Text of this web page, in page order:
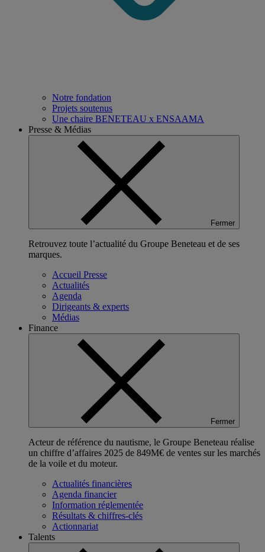
Notre fondation
Projets soutenus
Une chaire BENETEAU x ENSAAMA
Presse & Médias
Fermer
Retrouvez toute l’actualité du Groupe Beneteau et de ses
marques.
Accueil Presse
Actualités
Agenda
Dirigeants & experts
Médias
Finance
Fermer
Acteur de référence du nautisme, le Groupe Beneteau réalise
un chiffre d’affaires 2025 de 849M€ de ventes sur les marchés
de la voile et du moteur.
Actualités financières
Agenda financier
Information réglementée
Résultats & chiffres-clés
Actionnariat
Talents